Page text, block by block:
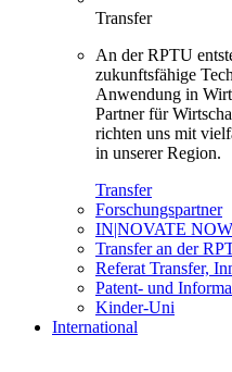
Transfer
An der RPTU
zukunftsfähige
Anwendung in
Partner für
richten uns mit
in unserer Region.
Transfer
Forschungspartner
IN|NOVATE NOW
Transfer an der
Referat Transfer,
Patent- und
Kinder-Uni
International